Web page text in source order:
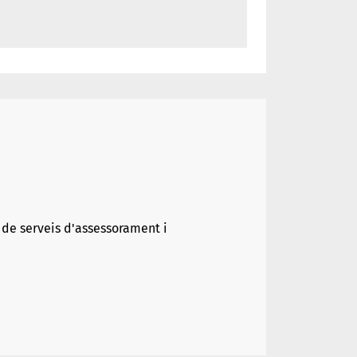
serveis d'assessorament i